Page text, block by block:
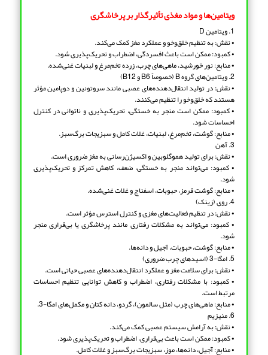
ویتامین‌ها و مواد مغذی تأثیرگذار بر پرخاشگری
1. ویتامین D
• نقش: به تنظیم خلق‌وخو و عملکرد مغز کمک می‌کند.
• کمبود: ممکن است باعث افسردگی، اضطراب و تحریک‌پذیری شود.
• منابع: نور خورشید، ماهی‌های چرب، زرده تخم‌مرغ و لبنیات غنی‌شده.
2. ویتامین‌های گروه B (خصوصاً B6 و B12)
• نقش: در تولید انتقال‌دهنده‌های عصبی مانند سروتونین و دوپامین مؤثر
هستند که خلق‌وخو را تنظیم می‌کنند.
• کمبود: ممکن است منجر به خستگی، تحریک‌پذیری و ناتوانی در کنترل
احساسات شود.
• منابع: گوشت، تخم‌مرغ، لبنیات، غلات کامل و سبزیجات برگ‌سبز.
3. آهن
• نقش: برای تولید هموگلوبین و اکسیژن‌رسانی به مغز ضروری است.
• کمبود: می‌تواند منجر به خستگی، ضعف، کاهش تمرکز و تحریک‌پذیری
شود.
• منابع: گوشت قرمز، حبوبات، اسفناج و غلات غنی‌شده.
4. روی (زینک)
• نقش: در تنظیم فعالیت‌های مغزی و کنترل استرس مؤثر است.
• کمبود: می‌تواند به مشکلات رفتاری مانند پرخاشگری یا بی‌قراری منجر
شود.
• منابع: گوشت، حبوبات، آجیل و دانه‌ها.
5. امگا-3 (اسیدهای چرب ضروری)
• نقش: برای سلامت مغز و عملکرد انتقال‌دهنده‌های عصبی حیاتی است.
• کمبود: با مشکلات رفتاری، اضطراب و کاهش توانایی تنظیم احساسات
مرتبط است.
• منابع: ماهی‌های چرب (مثل سالمون)، گردو، دانه کتان و مکمل‌های امگا-3.
6. منیزیم
• نقش: به آرامش سیستم عصبی کمک می‌کند.
• کمبود: ممکن است باعث بی‌قراری، اضطراب و تحریک‌پذیری شود.
• منابع: آجیل، دانه‌ها، موز، سبزیجات برگ‌سبز و غلات کامل.